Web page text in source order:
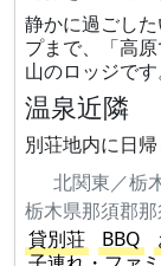
静かに過ごし
プまで、「高
山のロッジです
温泉近隣
別荘地内に日帰
北関東／栃
栃木県那須郡
貸別荘
BBQ